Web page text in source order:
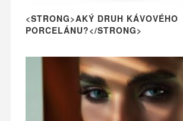
<STRONG>AKÝ DRUH KÁVOVÉHO
PORCELÁNU?</STRONG>